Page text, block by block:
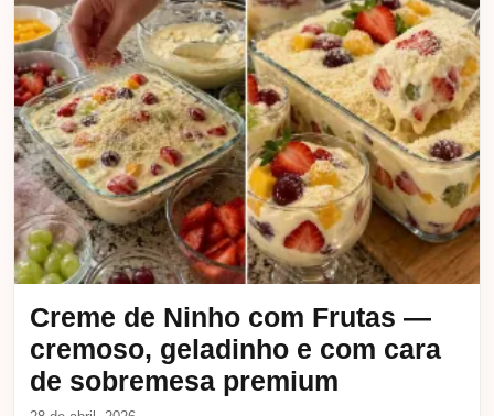
Creme de Ninho com Frutas —
cremoso, geladinho e com cara
de sobremesa premium